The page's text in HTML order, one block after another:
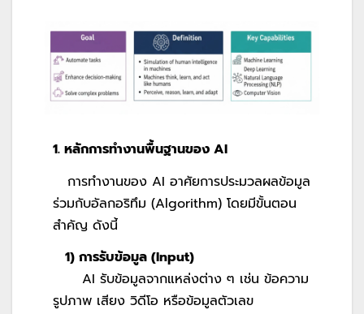
1. หลักการทำงานพื้นฐานของ AI
การทำงานของ AI อาศัยการประมวลผลข้อมูล
ร่วมกับอัลกอริทึม (Algorithm) โดยมีขั้นตอน
สำคัญ ดังนี้
1) การรับข้อมูล (Input)
AI รับข้อมูลจากแหล่งต่าง ๆ เช่น ข้อความ
รูปภาพ เสียง วิดีโอ หรือข้อมูลตัวเลข